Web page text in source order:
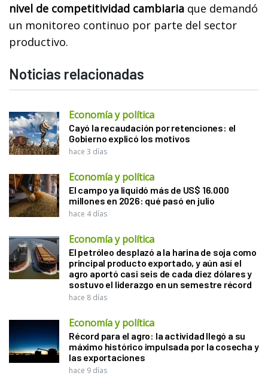
nivel de competitividad cambiaria que demandó
un monitoreo continuo por parte del sector
productivo.
Noticias relacionadas
Economía y política
Cayó la recaudación por retenciones: el
Gobierno explicó los motivos
hace 3 días
Economía y política
El campo ya liquidó más de US$ 16.000
millones en 2026: qué pasó en julio
hace 4 días
Economía y política
El petróleo desplazó a la harina de soja como
principal producto exportado, y aún así el
agro aportó casi seis de cada diez dólares y
sostuvo el liderazgo en un semestre récord
hace 8 días
Economía y política
Récord para el agro: la actividad llegó a su
máximo histórico impulsada por la cosecha y
las exportaciones
hace 9 días